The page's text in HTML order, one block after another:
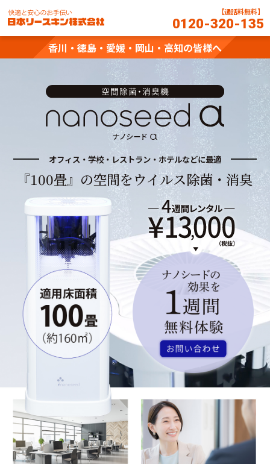
香川・徳島・愛媛・岡山・高知の皆様へ
オフィス・学校・レストラン・ホテルなどに最適
『100畳』 の空間をウイルス除菌 ・ 消臭
【通話料無料】
0120-320-135